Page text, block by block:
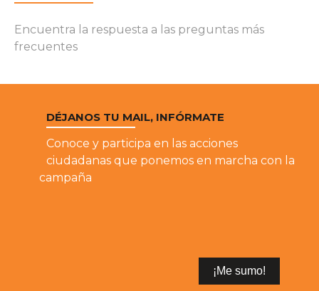
Encuentra la respuesta a las preguntas más
frecuentes
DÉJANOS TU MAIL, INFÓRMATE
Conoce y participa en las acciones
ciudadanas que ponemos en marcha con la
campaña